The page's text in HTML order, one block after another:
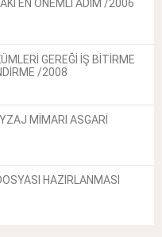
EN ÖNEMLİ ADIM /2006
GEREĞİ İŞ BİTİRME
/2008
MİMARI ASGARİ
HAZIRLANMASI